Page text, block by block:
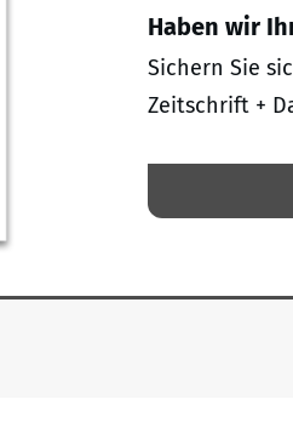
Haben wir
Sichern Sie
Zeitschrift +